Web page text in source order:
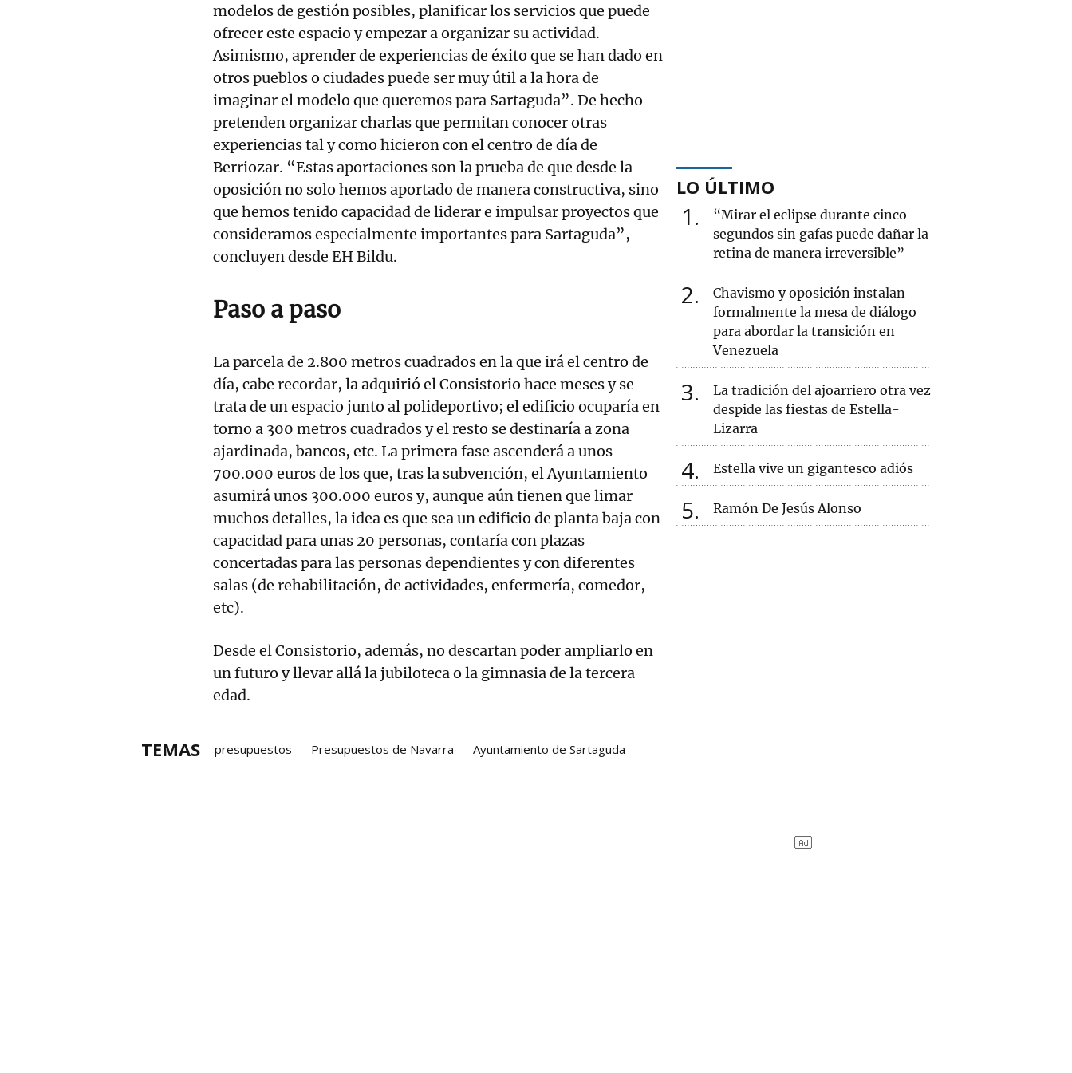
modelos de gestión posibles, planificar los servicios que puede
ofrecer este espacio y empezar a organizar su actividad.
Asimismo, aprender de experiencias de éxito que se han dado en
otros pueblos o ciudades puede ser muy útil a la hora de
imaginar el modelo que queremos para Sartaguda”. De hecho
pretenden organizar charlas que permitan conocer otras
experiencias tal y como hicieron con el centro de día de
Berriozar. “Estas aportaciones son la prueba de que desde la
oposición no solo hemos aportado de manera constructiva, sino
que hemos tenido capacidad de liderar e impulsar proyectos que
consideramos especialmente importantes para Sartaguda”,
concluyen desde EH Bildu.
Paso a paso
La parcela de 2.800 metros cuadrados en la que irá el centro de
día, cabe recordar, la adquirió el Consistorio hace meses y se
trata de un espacio junto al polideportivo; el edificio ocuparía en
torno a 300 metros cuadrados y el resto se destinaría a zona
ajardinada, bancos, etc. La primera fase ascenderá a unos
700.000 euros de los que, tras la subvención, el Ayuntamiento
asumirá unos 300.000 euros y, aunque aún tienen que limar
muchos detalles, la idea es que sea un edificio de planta baja con
capacidad para unas 20 personas, contaría con plazas
concertadas para las personas dependientes y con diferentes
salas (de rehabilitación, de actividades, enfermería, comedor,
etc).
Desde el Consistorio, además, no descartan poder ampliarlo en
un futuro y llevar allá la jubiloteca o la gimnasia de la tercera
edad.
TEMAS presupuestos Presupuestos de Navarra Ayuntamiento de Sartaguda
LO ÚLTIMO
1
“Mirar el eclipse durante cinco
segundos sin gafas puede dañar la
retina de manera irreversible”
2
Chavismo y oposición instalan
formalmente la mesa de diálogo
para abordar la transición en
Venezuela
3
La tradición del ajoarriero otra vez
despide las fiestas de Estella-
Lizarra
4 Estella vive un gigantesco adiós
5 Ramón De Jesús Alonso